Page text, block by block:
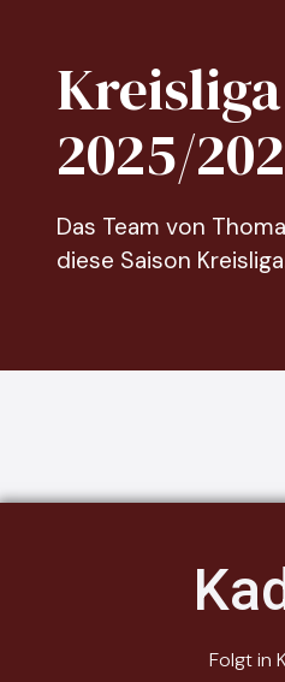
Kreisliga
2025/
Das Team von
diese Saison
Folgt in